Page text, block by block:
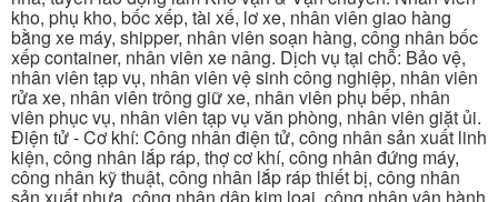
kho, phụ kho, bốc xếp, tài xế, lơ xe, nhân viên giao hàng
bằng xe máy, shipper, nhân viên soạn hàng, công nhân bốc
xếp container, nhân viên xe nâng. Dịch vụ tại chỗ: Bảo vệ,
nhân viên tạp vụ, nhân viên vệ sinh công nghiệp, nhân viên
rửa xe, nhân viên trông giữ xe, nhân viên phụ bếp, nhân
viên phục vụ, nhân viên tạp vụ văn phòng, nhân viên giặt ủi.
Điện tử - Cơ khí: Công nhân điện tử, công nhân sản xuất linh
kiện, công nhân lắp ráp, thợ cơ khí, công nhân đứng máy,
công nhân kỹ thuật, công nhân lắp ráp thiết bị, công nhân
sản xuất nhựa, công nhân dập kim loại, công nhân vận hành